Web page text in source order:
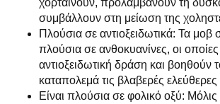
συμβάλλουν στη μείωση της
Πλούσια σε αντιοξειδωτικά: Τα μοβ
πλούσια σε ανθοκυανίνες, οι
αντιοξειδωτική δράση και
καταπολεμά τις βλαβερές ελεύθερες
Είναι πλούσια σε φολικό οξύ: